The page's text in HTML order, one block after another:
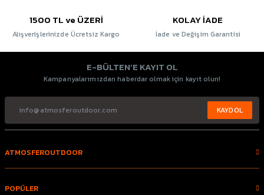
1500 TL ve ÜZERİ
Alışverişlerinizde Ücretsiz Kargo
KOLAY İADE
İade ve Değişim Garantisi
E-BÜLTEN’E KAYIT OL
Kampanyalarımızdan haberdar olmak için kayıt olun!
KAYDOL
ATMOSFEROUTDOOR
POPÜLER